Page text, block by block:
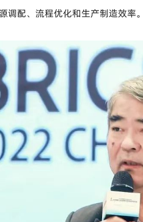
调配、流程优化和生产制造效率。